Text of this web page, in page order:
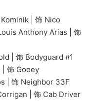
| 饰 Nico
Anthony Arias | 饰
Bodyguard #1
Gooey
Neighbor 33F
| 饰 Cab Driver